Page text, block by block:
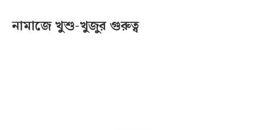
নামাজে খুশু-খুজুর গুরুত্ব